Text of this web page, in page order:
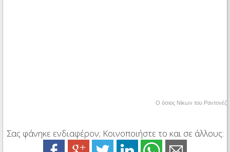
Ο όσιος Νίκων του Ραντονέζ
Σας φάνηκε ενδιαφέρον; Κοινοποιήστε το και σε άλλους: